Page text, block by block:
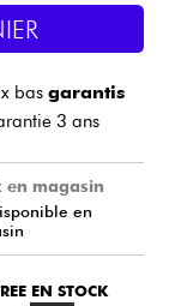
bas garantis
3 ans
en magasin
en
EN STOCK